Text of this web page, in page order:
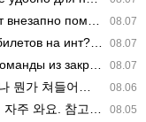
08.07
https:/…
08.07
на инт? https://g…
08.07
закрытых квали…
08.06
이지 저걸 전쟁준비라고 하…
08.05
확인할 때 출처 꼭 체크해요.…